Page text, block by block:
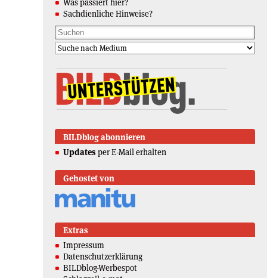
Was passiert hier?
Sachdienliche Hinweise?
BILDblog abonnieren
Updates per E-Mail erhalten
Gehostet von
Extras
Impressum
Datenschutzerklärung
BILDblog-Werbespot